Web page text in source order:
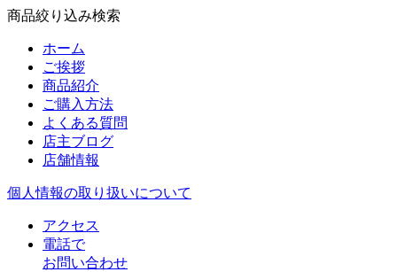
商品絞り込み検索
ホーム
ご挨拶
商品紹介
ご購入方法
よくある質問
店主ブログ
店舗情報
個人情報の取り扱いについて
アクセス
電話で
お問い合わせ